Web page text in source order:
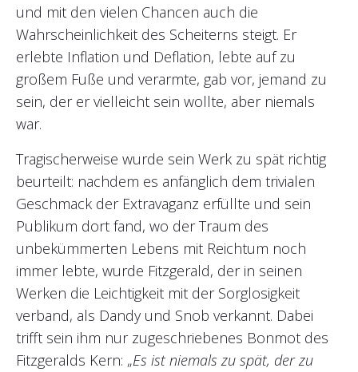
und mit den vielen Chancen auch die
Wahrscheinlichkeit des Scheiterns steigt. Er
erlebte Inflation und Deflation, lebte auf zu
großem Fuße und verarmte, gab vor, jemand zu
sein, der er vielleicht sein wollte, aber niemals
war.
Tragischerweise wurde sein Werk zu spät richtig
beurteilt: nachdem es anfänglich dem trivialen
Geschmack der Extravaganz erfüllte und sein
Publikum dort fand, wo der Traum des
unbekümmerten Lebens mit Reichtum noch
immer lebte, wurde Fitzgerald, der in seinen
Werken die Leichtigkeit mit der Sorglosigkeit
verband, als Dandy und Snob verkannt. Dabei
trifft sein ihm nur zugeschriebenes Bonmot des
Fitzgeralds Kern: „Es ist niemals zu spät, der zu